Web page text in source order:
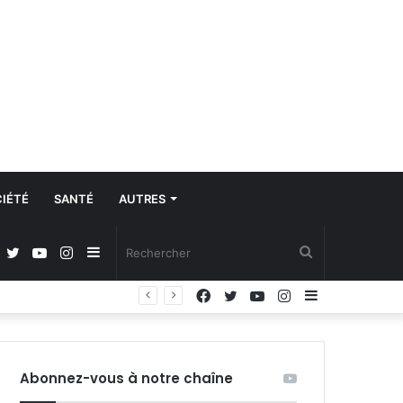
SANTÉ AUTRES
Sidebar
(barre
Instagram
YouTube
Twitter
Sidebar
Instagram
YouTube
Twitter
Facebook
Abonnez-vous à notre chaîne